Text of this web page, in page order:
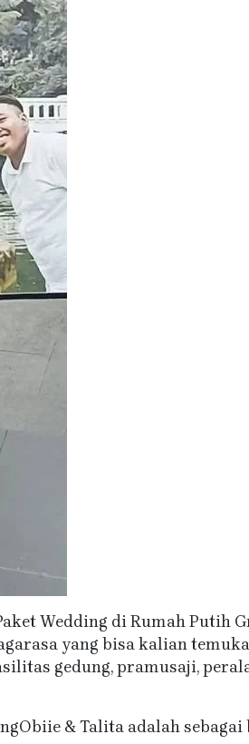
Wedding di Rumah Putih
yang bisa kalian
gedung, pramusaji,
& Talita adalah